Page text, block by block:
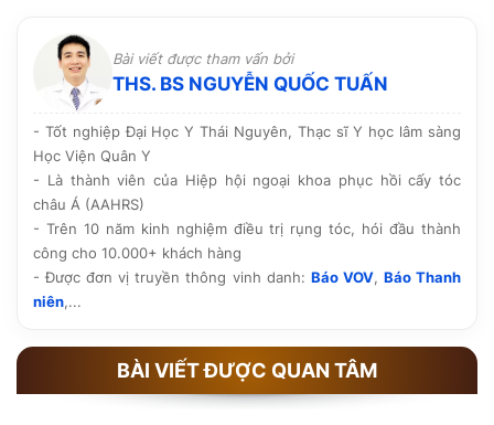
Bài viết được tham vấn bởi
THS. BS NGUYỄN QUỐC TUẤN
- Tốt nghiệp Đại Học Y Thái Nguyên, Thạc sĩ Y học lâm sàng
Học Viện Quân Y
- Là thành viên của Hiệp hội ngoại khoa phục hồi cấy tóc
châu Á (AAHRS)
- Trên 10 năm kinh nghiệm điều trị rụng tóc, hói đầu thành
công cho 10.000+ khách hàng
- Được đơn vị truyền thông vinh danh: Báo VOV, Báo Thanh
niên,...
BÀI VIẾT ĐƯỢC QUAN TÂM